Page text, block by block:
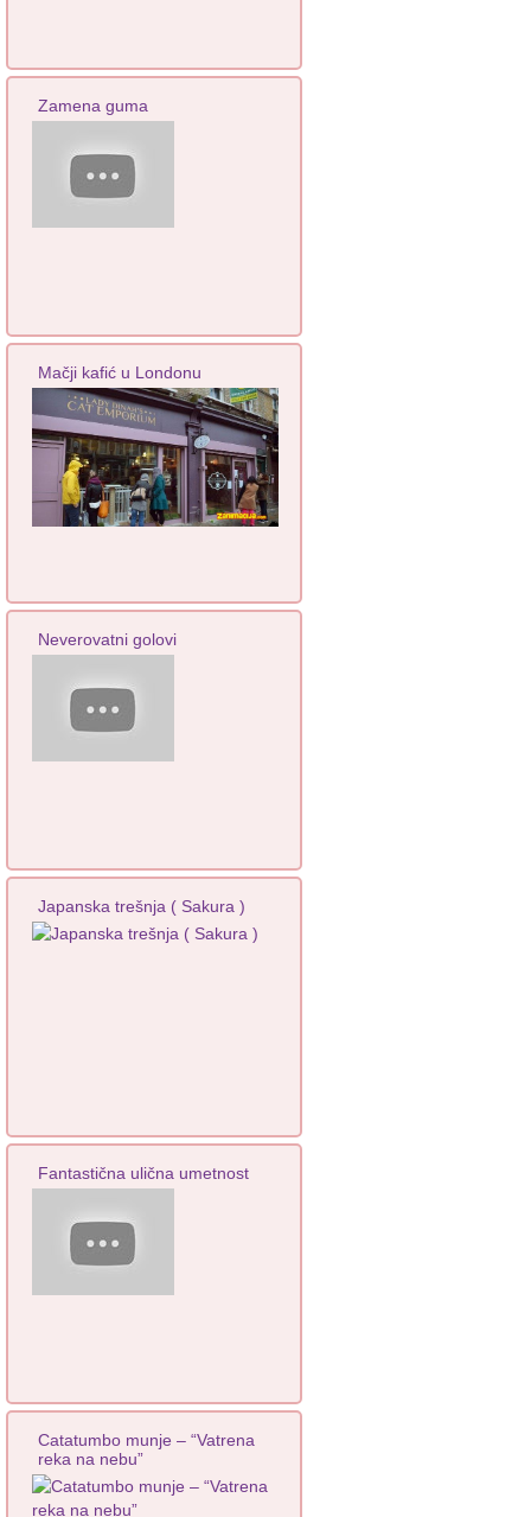
Zamena guma
Mačji kafić u Londonu
Neverovatni golovi
Japanska trešnja ( Sakura )
Fantastična ulična umetnost
Catatumbo munje – “Vatrena
reka na nebu”